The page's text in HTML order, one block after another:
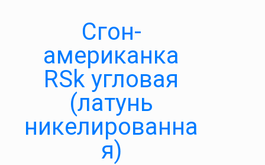
Сгон-
американка
RSk угловая
(латунь
никелированна
я)